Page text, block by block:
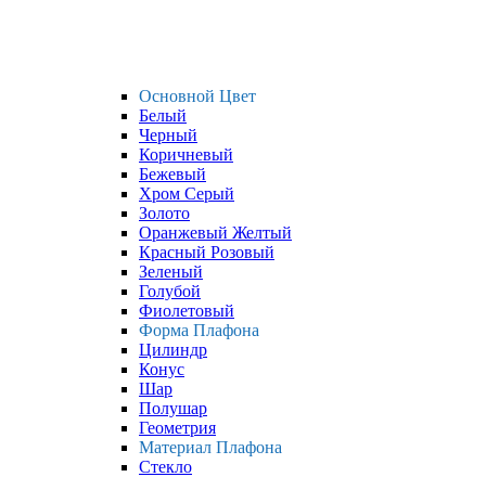
Основной Цвет
Белый
Черный
Коричневый
Бежевый
Хром Серый
Золото
Оранжевый Желтый
Красный Розовый
Зеленый
Голубой
Фиолетовый
Форма Плафона
Цилиндр
Конус
Шар
Полушар
Геометрия
Материал Плафона
Стекло